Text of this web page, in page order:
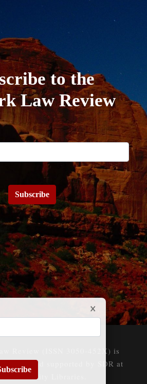
to the
Law Review
Subscribe
Review (ISSN 3050-452X) is
and supported by SDR at
University Libraries.